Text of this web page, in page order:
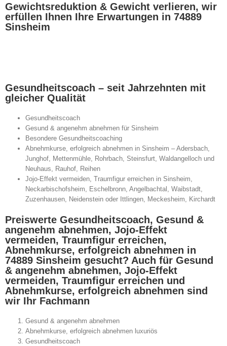
Gewichtsreduktion & Gewicht verlieren, wir
erfüllen Ihnen Ihre Erwartungen in 74889
Sinsheim
Gesundheitscoach – seit Jahrzehnten mit
gleicher Qualität
Gesundheitscoach
Gesund & angenehm abnehmen für Sinsheim
Besondere Gesundheitscoaching
Abnehmkurse, erfolgreich abnehmen in Sinsheim – Adersbach,
Junghof, Mettenmühle, Rohrbach, Steinsfurt, Waldangelloch und
Neuhaus, Rauhof, Reihen
Jojo-Effekt vermeiden, Traumfigur erreichen in Sinsheim,
Neckarbischofsheim, Eschelbronn, Angelbachtal, Waibstadt,
Zuzenhausen, Neidenstein oder Ittlingen, Meckesheim, Kirchardt
Preiswerte Gesundheitscoach, Gesund &
angenehm abnehmen, Jojo-Effekt
vermeiden, Traumfigur erreichen,
Abnehmkurse, erfolgreich abnehmen in
74889 Sinsheim gesucht? Auch für Gesund
& angenehm abnehmen, Jojo-Effekt
vermeiden, Traumfigur erreichen und
Abnehmkurse, erfolgreich abnehmen sind
wir Ihr Fachmann
Gesund & angenehm abnehmen
Abnehmkurse, erfolgreich abnehmen luxuriös
Gesundheitscoach